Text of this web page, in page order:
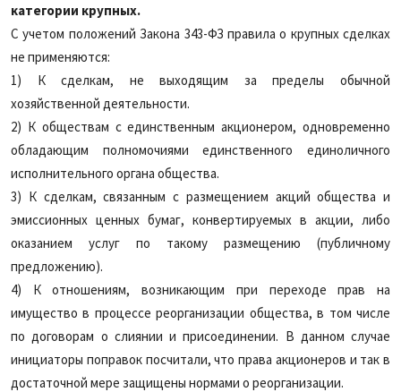
категории крупных.
С учетом положений Закона 343-ФЗ правила о крупных сделках
не применяются:
1) К сделкам, не выходящим за пределы обычной
хозяйственной деятельности.
2) К обществам с единственным акционером, одновременно
обладающим полномочиями единственного единоличного
исполнительного органа общества.
3) К сделкам, связанным с размещением акций общества и
эмиссионных ценных бумаг, конвертируемых в акции, либо
оказанием услуг по такому размещению (публичному
предложению).
4) К отношениям, возникающим при переходе прав на
имущество в процессе реорганизации общества, в том числе
по договорам о слиянии и присоединении. В данном случае
инициаторы поправок посчитали, что права акционеров и так в
достаточной мере защищены нормами о реорганизации.